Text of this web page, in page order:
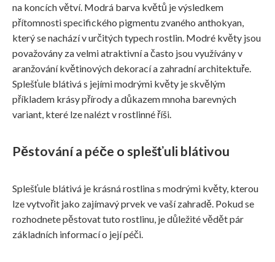
na koncích větví. Modrá barva květů je výsledkem
přítomnosti specifického pigmentu zvaného anthokyan,
který se nachází v určitých typech rostlin. Modré květy jsou
považovány za velmi atraktivní a často jsou využívány v
aranžování květinových dekorací a zahradní architektuře.
Splešťule blátivá s jejími modrými květy je skvělým
příkladem krásy přírody a důkazem mnoha barevných
variant, které lze nalézt v rostlinné říši.
Pěstování a péče o splešťuli blátivou
Splešťule blátivá je krásná rostlina s modrými květy, kterou
lze vytvořit jako zajímavý prvek ve vaší zahradě. Pokud se
rozhodnete pěstovat tuto rostlinu, je důležité vědět pár
základních informací o její péči.